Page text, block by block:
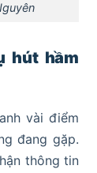
hút hầm
vài điểm
đang gặp.
thông tin